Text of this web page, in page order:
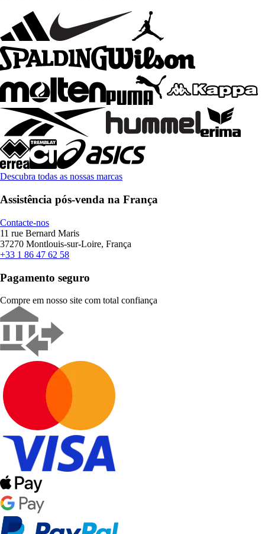
Descubra todas as nossas marcas
Assistência pós-venda na França
Contacte-nos
11 rue Bernard Maris
37270 Montlouis-sur-Loire, França
+33 1 86 47 62 58
Pagamento seguro
Compre em nosso site com total confiança